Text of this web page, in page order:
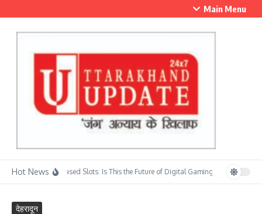
Main Menu
Hot NewsSkill-Based Slots: Is This the Future of Digital Gaming? सावन के
देहरादून